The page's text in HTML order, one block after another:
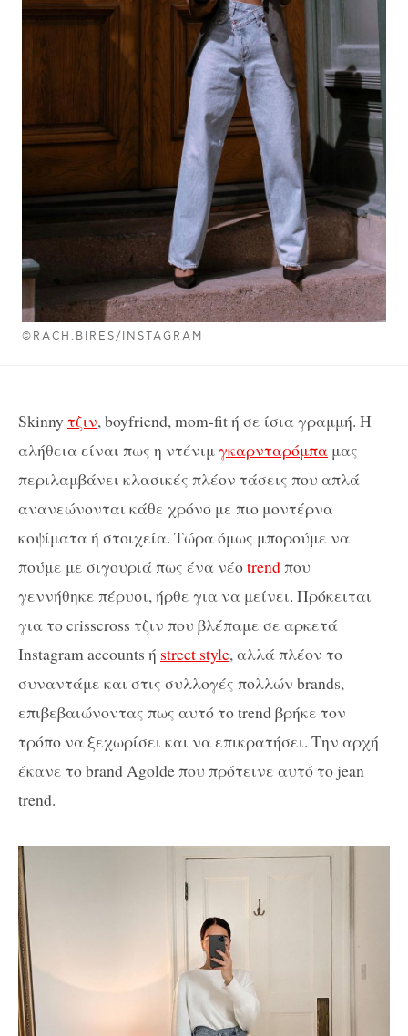
©RACH.BIRES/INSTAGRAM
Skinny τζιν, boyfriend, mom-fit ή σε ίσια γραμμή. Η
αλήθεια είναι πως η ντένιμγκαρνταρόμπα μας
περιλαμβάνει κλασικές πλέον τάσεις που απλά
ανανεώνονται κάθε χρόνο με πιο μοντέρνα
κοψίματα ή στοιχεία. Τώρα όμως μπορούμε να
πούμε με σιγουριά πως ένα νέοtrendπου
γεννήθηκε πέρυσι, ήρθε για να μείνει. Πρόκειται
για το crisscross τζιν που βλέπαμε σε αρκετά
Instagram accounts ή street style, αλλά πλέον το
συναντάμε και στις συλλογές πολλών brands,
επιβεβαιώνοντας πως αυτό το trend βρήκε τον
τρόπο να ξεχωρίσει και να επικρατήσει. Την αρχή
έκανε το brand Agolde που πρότεινε αυτό το jean
trend.